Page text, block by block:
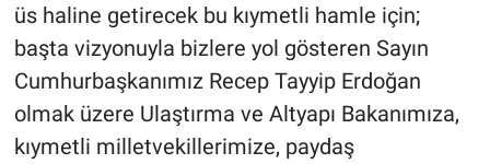
üs haline getirecek bu kıymetli hamle için;
başta vizyonuyla bizlere yol gösteren Sayın
Cumhurbaşkanımız Recep Tayyip Erdoğan
olmak üzere Ulaştırma ve Altyapı Bakanımıza,
kıymetli milletvekillerimize, paydaş